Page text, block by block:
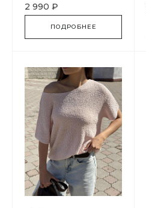
2 990 ₽
ПОДРОБНЕЕ